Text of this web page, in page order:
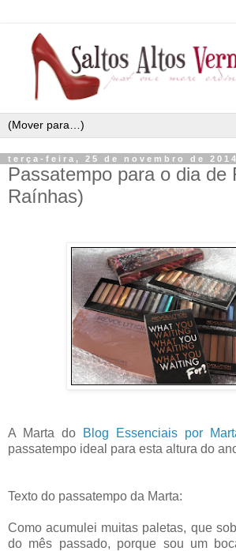
terça-feira, 25 de novembro de 2014
Passatempo para o dia de
Raínhas)
A Marta do Blog Essenciais por
passatempo ideal para esta altura do
Texto do passatempo da Marta:
Como acumulei muitas paletas, que
do mês passado, porque sou um